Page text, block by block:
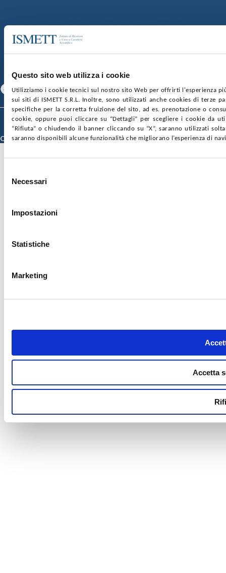
Questo sito web utilizza i cookie
Utilizziamo i cookie tecnici sul nostro sito Web per offrirti l'esperienza
sui siti di ISMETT S.R.L. Inoltre, sono utilizzati anche cookies di terze
specifiche per la corretta fruizione del sito, ad es. prenotazione o
cookie, oppure puoi cliccare su “Dettagli” per scegliere i cookie da
“Rifiuta” o chiudendo il banner cliccando su “X”, saranno utilizzati
saranno disponibili alcune funzionalità che migliorano l’esperienza di
delNecessari
Impostazioni
Statistiche
Marketing
Accetta
SOCIETÀ TRASPARENTEWHISTLEBLOWING
GARE E CONTRATTI
SOSTIENICI MAPPA DEL SITO
CONTATTI
SEGUICI SU
Facebook Linkedin Youtube
© 2026 ISMETT (Istituto Mediterraneo per i Trapianti e Terapie ad Alta
Specializzazione)
Credits